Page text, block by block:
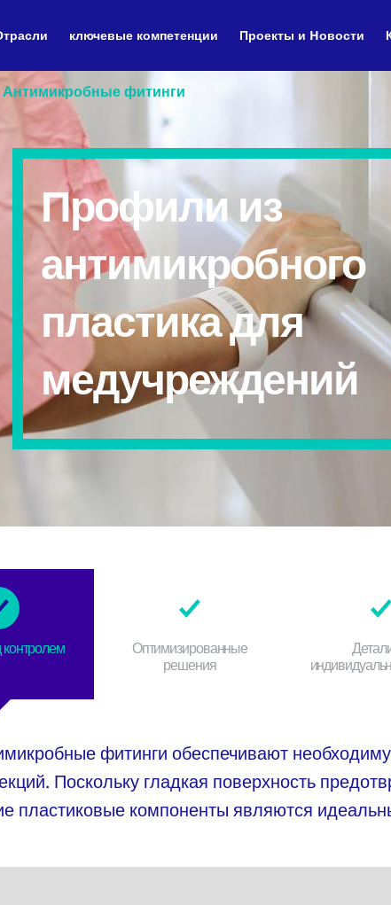
ключевые компетенции Проекты и Hовости
Антимикробные фитинги
Профили из
антимикробного
пластика для
медучреждений
контролем
Оптимизированные
решения
фитинги обеспечивают
Поскольку гладкая поверхность
пластиковые компоненты являются